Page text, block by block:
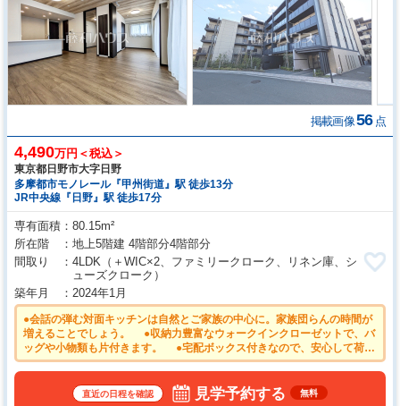
掲載画像56 点
4,490万円＜税込＞
東京都日野市大字日野
多摩都市モノレール『甲州街道』駅 徒歩13分
JR中央線『日野』駅 徒歩17分
専有面積
80.15m²
所在階
地上5階建 4階部分4階部分
間取り
4LDK （＋WIC×2、ファミリークローク、リネン庫、シ
ューズクローク）
築年月
2024年1月
●会話の弾む対面キッチンは自然とご家族の中心に。家族団らんの時間が
増えることでしょう。 ●収納力豊富なウォークインクローゼットで、バ
ッグや小物類も片付きます。 ●宅配ボックス付きなので、安心して荷物
を受け取ることができます。 ●雨の日の強い味方！浴室換気乾燥機付き
トと一緒に暮らせるマンション！（細則有）
直近の日程を確認 見学予約する 無料